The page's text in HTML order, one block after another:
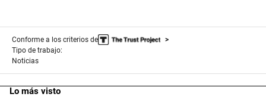
Conforme a los criterios de
Tipo de trabajo:
Noticias
Lo más visto